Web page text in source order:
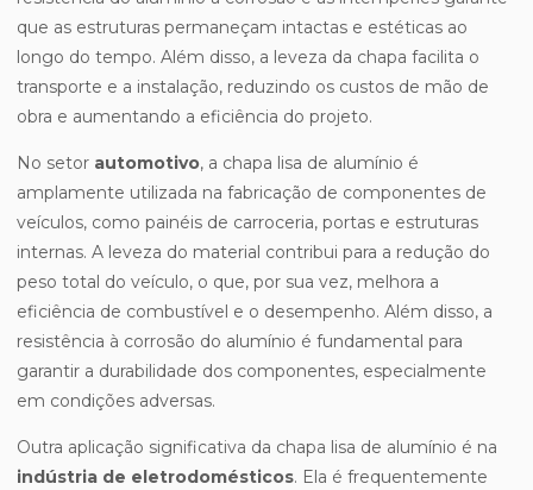
que as estruturas permaneçam intactas e estéticas ao
longo do tempo. Além disso, a leveza da chapa facilita o
transporte e a instalação, reduzindo os custos de mão de
obra e aumentando a eficiência do projeto.
No setor automotivo, a chapa lisa de alumínio é
amplamente utilizada na fabricação de componentes de
veículos, como painéis de carroceria, portas e estruturas
internas. A leveza do material contribui para a redução do
peso total do veículo, o que, por sua vez, melhora a
eficiência de combustível e o desempenho. Além disso, a
resistência à corrosão do alumínio é fundamental para
garantir a durabilidade dos componentes, especialmente
em condições adversas.
Outra aplicação significativa da chapa lisa de alumínio é na
indústria de eletrodomésticos. Ela é frequentemente